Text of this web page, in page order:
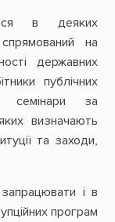
в деяких
на
державних
публічних
семінари за
визначають
та заходи,
і в
програм